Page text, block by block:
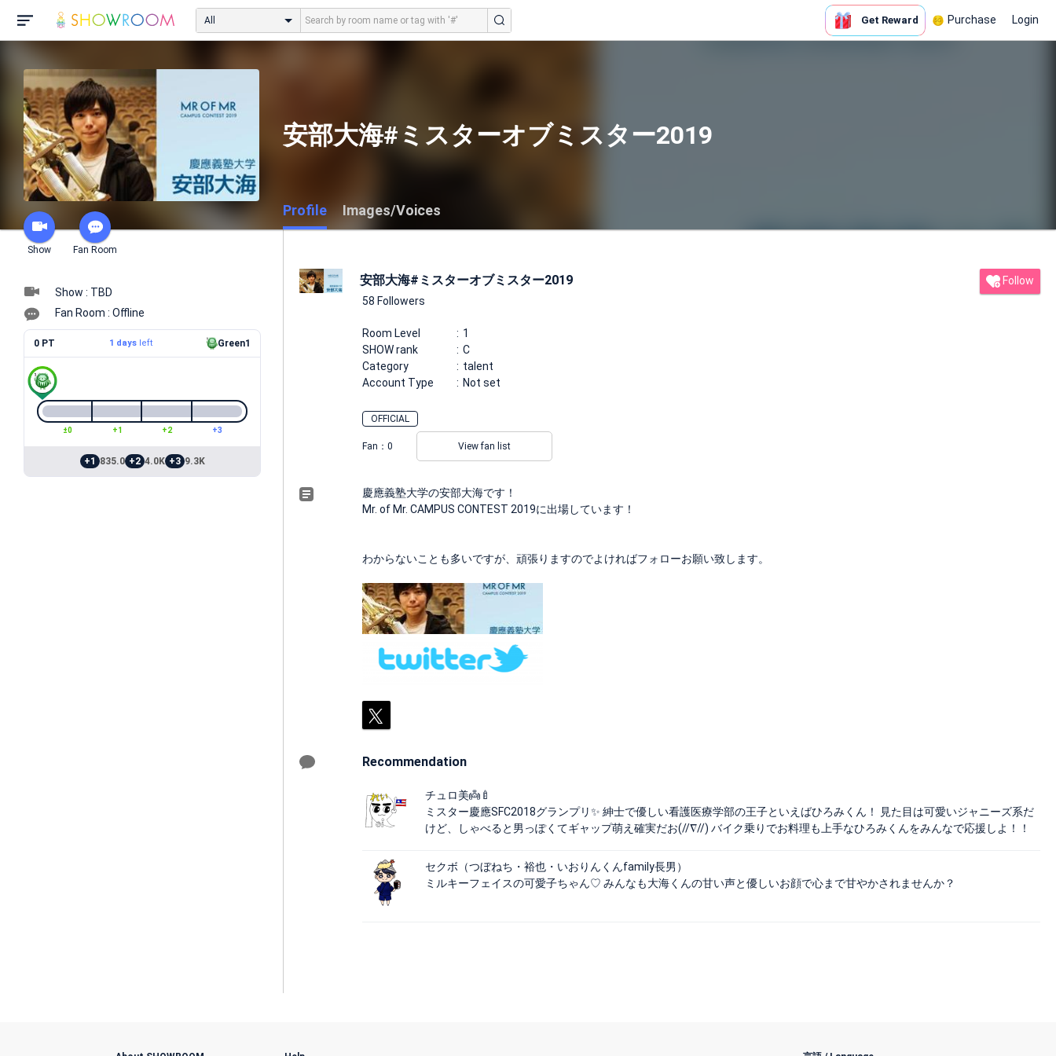
All Get Reward Purchase Login
Show Fan Room
安部大海#ミスターオブミスター2019
Profile Images/Voices
Show : TBD
Fan Room : Offline
0 PT 1 daysleft Green1
±0 +1 +2 +3
+1 835.0 +2 4.0K +3 9.3K
安部大海#ミスターオブミスター2019
58 Followers
Follow
Room Level
1
SHOW rank
C
Category
talent
Account Type
Not set
OFFICIAL
Fan： 0 View fan list
慶應義塾大学の安部大海です！
Mr. of Mr. CAMPUS CONTEST 2019に出場しています！
わからないことも多いですが、頑張りますのでよければフォローお願い致します。
Recommendation
チュロ美👼🍼
ミスター慶應SFC2018グランプリ✨ 紳士で優しい看護医療学部の王子といえばひろみくん！ 見た目は可愛いジャニーズ系だ
けど、しゃべると男っぽくてギャップ萌え確実だお(//∇//) バイク乗りでお料理も上手なひろみくんをみんなで応援しよ！！
セクボ（つぼねち・裕也・いおりんくんfamily長男）
ミルキーフェイスの可愛子ちゃん♡ みんなも大海くんの甘い声と優しいお顔で心まで甘やかされませんか？